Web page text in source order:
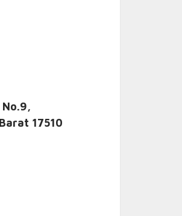
No.9,
17510